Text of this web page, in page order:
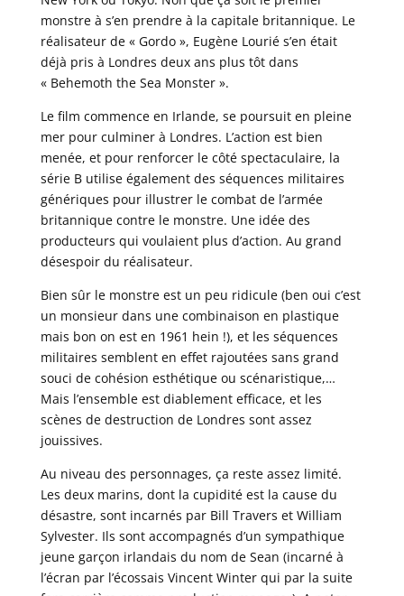
monstre à s’en prendre à la capitale britannique. Le
réalisateur de « Gordo », Eugène Lourié s’en était
déjà pris à Londres deux ans plus tôt dans
« Behemoth the Sea Monster ».
Le film commence en Irlande, se poursuit en pleine
mer pour culminer à Londres. L’action est bien
menée, et pour renforcer le côté spectaculaire, la
série B utilise également des séquences militaires
génériques pour illustrer le combat de l’armée
britannique contre le monstre. Une idée des
producteurs qui voulaient plus d’action. Au grand
désespoir du réalisateur.
Bien sûr le monstre est un peu ridicule (ben oui c’est
un monsieur dans une combinaison en plastique
mais bon on est en 1961 hein !), et les séquences
militaires semblent en effet rajoutées sans grand
souci de cohésion esthétique ou scénaristique,…
Mais l’ensemble est diablement efficace, et les
scènes de destruction de Londres sont assez
jouissives.
Au niveau des personnages, ça reste assez limité.
Les deux marins, dont la cupidité est la cause du
désastre, sont incarnés par Bill Travers et William
Sylvester. Ils sont accompagnés d’un sympathique
jeune garçon irlandais du nom de Sean (incarné à
l’écran par l’écossais Vincent Winter qui par la suite